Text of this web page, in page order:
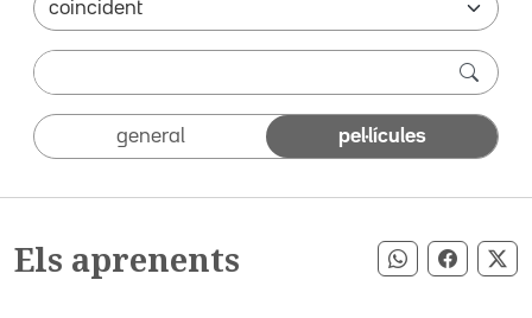
general pel·lícules
Els aprenents Compartir